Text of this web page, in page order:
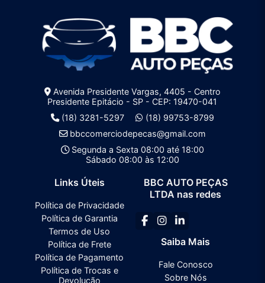
Avenida Presidente Vargas, 4405 - Centro
Presidente Epitácio - SP - CEP: 19470-041
(18) 3281-5297
(18) 99753-8799
bbccomerciodepecas@gmail.com
Segunda a Sexta 08:00 até 18:00
Sábado 08:00 às 12:00
Links Úteis
Política de Privacidade
Política de Garantia
Termos de Uso
Política de Frete
Política de Pagamento
Política de Trocas e
Devolução
BBC AUTO PEÇAS
LTDA nas redes
Saiba Mais
Fale Conosco
Sobre Nós